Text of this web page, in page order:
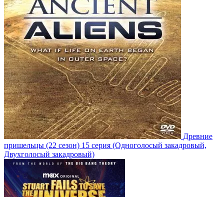
Древние
пришельцы (22 сезон) 15 серия (Одноголосый закадровый,
Двухголосый закадровый)